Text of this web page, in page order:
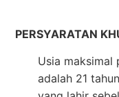
PERSYARATAN
Usia maksimal
adalah 21